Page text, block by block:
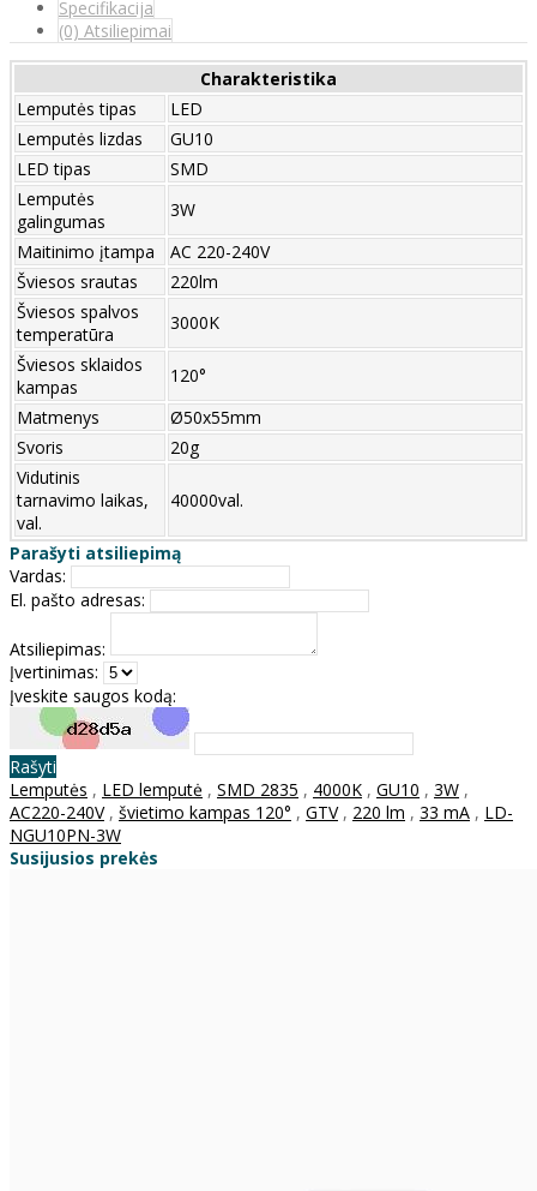
Specifikacija
(0) Atsiliepimai
Charakteristika
Lemputės tipas
LED
Lemputės lizdas
GU10
LED tipas
SMD
Lemputės
galingumas
3W
Maitinimo įtampa
AC 220-240V
Šviesos srautas
220lm
Šviesos spalvos
temperatūra
3000K
Šviesos sklaidos
kampas
120°
Matmenys
Ø50x55mm
Svoris
20g
Vidutinis
tarnavimo laikas,
val.
40000val.
Parašyti atsiliepimą
Vardas:
El. pašto adresas:
Atsiliepimas:
Įvertinimas:
Įveskite saugos kodą:
Rašyti
Lemputės , LED lemputė , SMD 2835 , 4000K , GU10 , 3W ,
AC220-240V, švietimo kampas 120° , GTV, 220 lm , 33 mA , LD-
NGU10PN-3W
Susijusios prekės